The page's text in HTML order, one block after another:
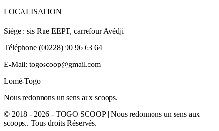
LOCALISATION
Siège : sis Rue EEPT, carrefour Avédji
Téléphone (00228) 90 96 63 64
E-Mail: togoscoop@gmail.com
Lomé-Togo
Nous redonnons un sens aux scoops.
© 2018 - 2026 - TOGO SCOOP | Nous redonnons un sens aux
scoops.. Tous droits Réservés.